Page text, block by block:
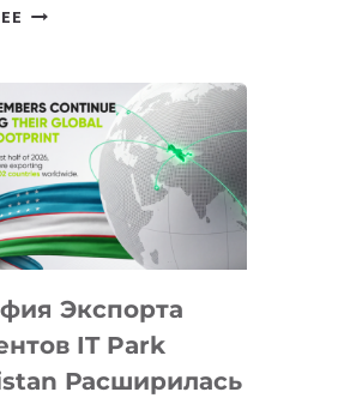
ПОЯВЯТСЯ
НОВЫЕ
ПРЕДМЕТЫ
ПО
ИСКУССТВЕННОМУ
ИНТЕЛЛЕКТУ
Экспорта
IT Park
Расширилась